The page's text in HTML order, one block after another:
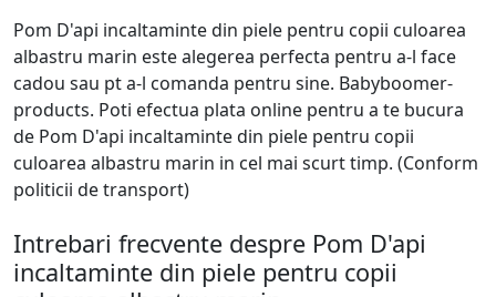
Pom D'api incaltaminte din piele pentru copii culoarea
albastru marin este alegerea perfecta pentru a-l face
cadou sau pt a-l comanda pentru sine. Babyboomer-
products. Poti efectua plata online pentru a te bucura
de Pom D'api incaltaminte din piele pentru copii
culoarea albastru marin in cel mai scurt timp. (Conform
politicii de transport)
Intrebari frecvente despre Pom D'api
incaltaminte din piele pentru copii